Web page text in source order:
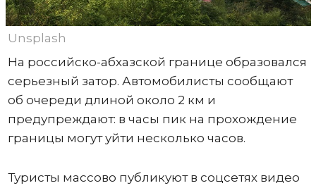
Unsplash
На российско-абхазской границе образовался
серьезный затор. Автомобилисты сообщают
об очереди длиной около 2 км и
предупреждают: в часы пик на прохождение
границы могут уйти несколько часов.
Туристы массово публикуют в соцсетях видео